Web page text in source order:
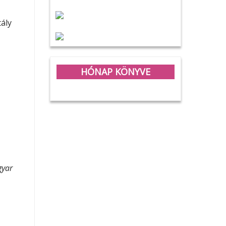
HÓNAP KÖNYVE